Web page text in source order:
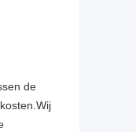
de